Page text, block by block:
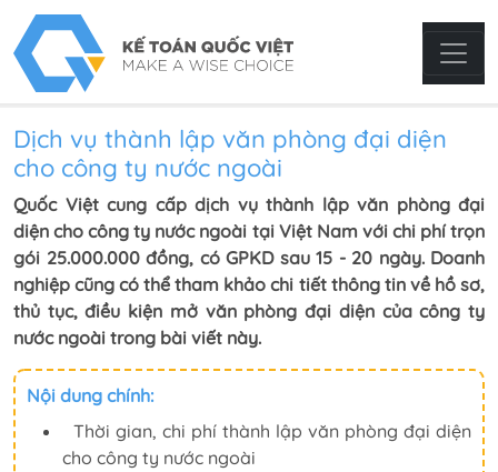
Dịch vụ thành lập văn phòng đại diện
cho công ty nước ngoài
Quốc Việt cung cấp dịch vụ thành lập văn phòng đại
diện cho công ty nước ngoài tại Việt Nam với chi phí trọn
gói 25.000.000 đồng, có GPKD sau 15 - 20 ngày. Doanh
nghiệp cũng có thể tham khảo chi tiết thông tin về hồ sơ,
thủ tục, điều kiện mở văn phòng đại diện của công ty
nước ngoài trong bài viết này.
Nội dung chính:
Thời gian, chi phí thành lập văn phòng đại diện
cho công ty nước ngoài